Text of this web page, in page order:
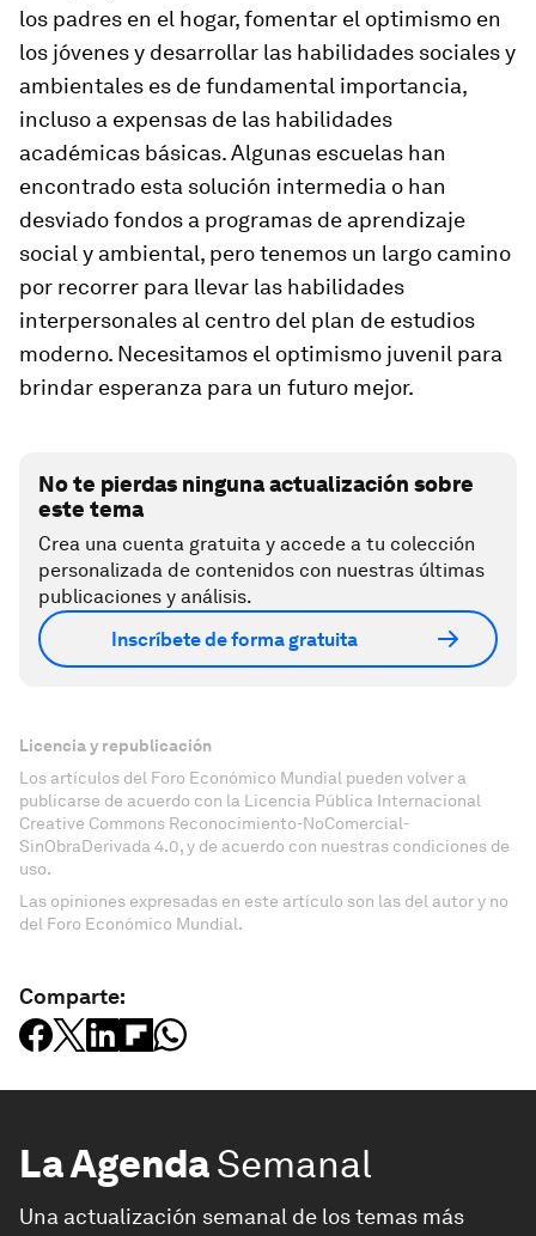
los padres en el hogar, fomentar el optimismo en
los jóvenes y desarrollar las habilidades sociales y
ambientales es de fundamental importancia,
incluso a expensas de las habilidades
académicas básicas. Algunas escuelas han
encontrado esta solución intermedia o han
desviado fondos a programas de aprendizaje
social y ambiental, pero tenemos un largo camino
por recorrer para llevar las habilidades
interpersonales al centro del plan de estudios
moderno. Necesitamos el optimismo juvenil para
brindar esperanza para un futuro mejor.
No te pierdas ninguna actualización sobre
este tema
Crea una cuenta gratuita y accede a tu colección
personalizada de contenidos con nuestras últimas
publicaciones y análisis.
Inscríbete de forma gratuita
Licencia y republicación
Los artículos del Foro Económico Mundial pueden volver a
publicarse de acuerdo con la Licencia Pública Internacional
Creative Commons Reconocimiento-NoComercial-
SinObraDerivada 4.0, y de acuerdo con nuestras condiciones de
uso.
Las opiniones expresadas en este artículo son las del autor y no
del Foro Económico Mundial.
Comparte:
La AgendaSemanal
Una actualización semanal de los temas más